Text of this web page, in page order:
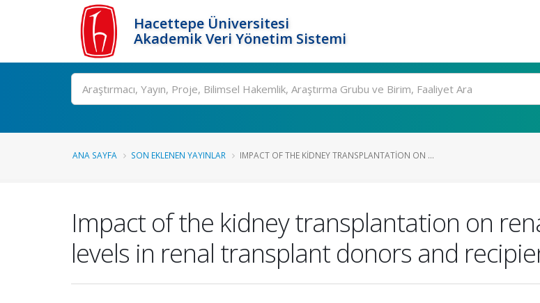
Hacettepe Üniversitesi
Akademik Veri Yönetim Sistemi
Ara
ANA SAYFA SON EKLENEN YAYINLAR IMPACT OF THE KIDNEY TRANSPLANTATION ON ...
Impact of the kidney transplantation on
levels in renal transplant donors and